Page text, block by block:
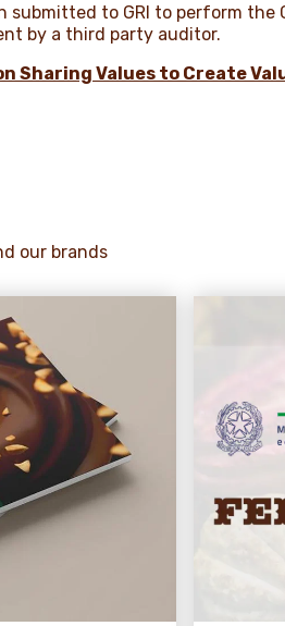
submitted to GRI to perform
by a third party auditor.
Sharing Values to Create
our brands